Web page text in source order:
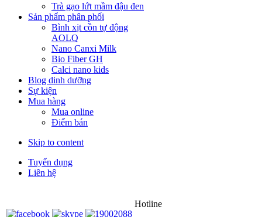
Trà gạo lứt mầm đậu đen
Sản phẩm phân phối
Bình xịt cồn tự động
AOLQ
Nano Canxi Milk
Bio Fiber GH
Calci nano kids
Blog dinh dưỡng
Sự kiện
Mua hàng
Mua online
Điểm bán
Skip to content
Tuyển dụng
Liên hệ
Hotline